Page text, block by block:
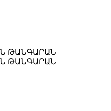
ԹԱՆԳԱՐԱՆ
ԹԱՆԳԱՐԱՆ